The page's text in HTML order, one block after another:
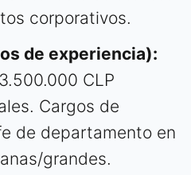
corporativos.
de experiencia):
CLP
Cargos de
de departamento en
grandes.